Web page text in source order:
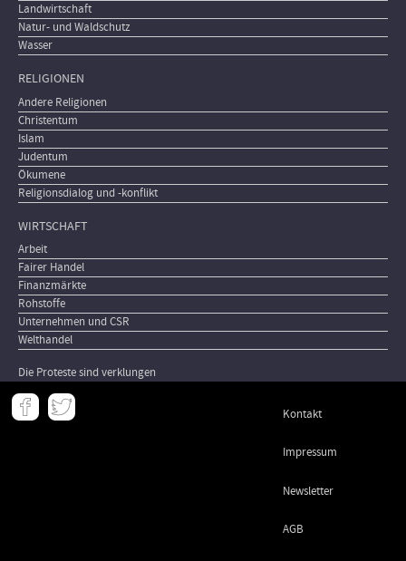
Landwirtschaft
Natur- und Waldschutz
Wasser
RELIGIONEN
Andere Religionen
Christentum
Islam
Judentum
Ökumene
Religionsdialog und -konflikt
WIRTSCHAFT
Arbeit
Fairer Handel
Finanzmärkte
Rohstoffe
Unternehmen und CSR
Welthandel
Die Proteste sind verklungen
Meta
- Kontakt
Impressum
Newsletter
AGB